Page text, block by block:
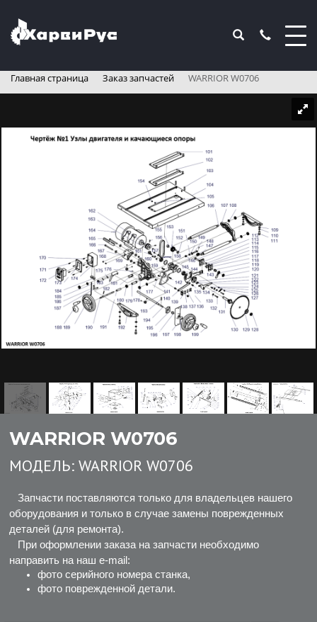
Главная страница Заказ запчастей WARRIOR W0706
WARRIOR W0706
МОДЕЛЬ: WARRIOR W0706
Запчасти поставляются только для владельцев нашего
оборудования и только в случае замены поврежденных
деталей (для ремонта).
При оформлении заказа на запчасти необходимо
направить на наш e-mail:
фото серийного номера станка,
фото поврежденной детали.